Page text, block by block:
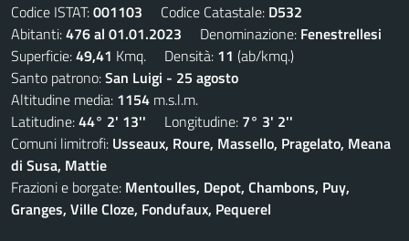
Codice ISTAT:001103 Codice Catastale: D532
Abitanti:476 al 01.01.2023 Denominazione: Fenestrellesi
Superficie:49,41 Kmq. Densità: 11 (ab/kmq.)
Santo patrono:San Luigi - 25 agosto
Altitudine media: 1154 m.s.l.m.
Latitudine:44° 2' 13'' Longitudine: 7° 3' 2''
Comuni limitrofi: Usseaux, Roure, Massello, Pragelato, Meana
di Susa, Mattie
Frazioni e borgate: Mentoulles, Depot, Chambons, Puy,
Granges, Ville Cloze, Fondufaux, Pequerel